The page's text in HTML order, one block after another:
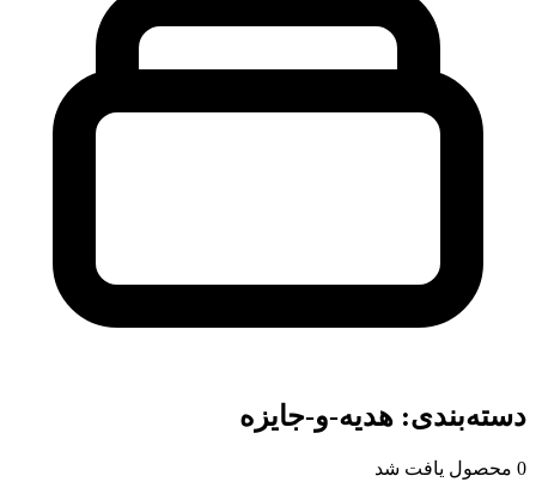
دسته‌بندی: هدیه-و-جایزه
0 محصول یافت شد